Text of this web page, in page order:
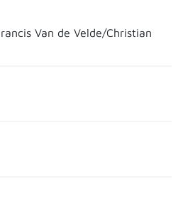
Van de Velde/Christian